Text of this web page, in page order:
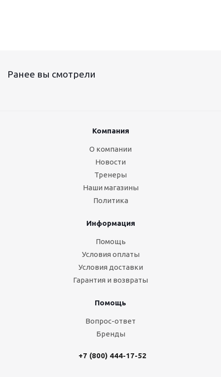
Ранее вы смотрели
Компания
О компании
Новости
Тренеры
Наши магазины
Политика
Информация
Помощь
Условия оплаты
Условия доставки
Гарантия и возвраты
Помощь
Вопрос-ответ
Бренды
+7 (800) 444-17-52